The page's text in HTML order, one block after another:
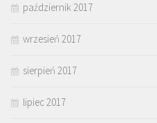
październik 2017
wrzesień 2017
sierpień 2017
lipiec 2017